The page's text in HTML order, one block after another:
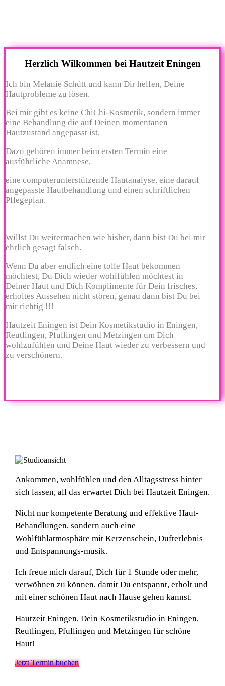
Herzlich Wilkommen bei Hautzeit Eningen
Ich bin Melanie Schütt und kann Dir helfen, Deine
Hautprobleme zu lösen.
Bei mir gibt es keine ChiChi-Kosmetik, sondern immer
eine Behandlung die auf Deinen momentanen
Hautzustand angepasst ist.
Dazu gehören immer beim ersten Termin eine
ausführliche Anamnese,
eine computerunterstützende Hautanalyse, eine darauf
angepasste Hautbehandlung und einen schriftlichen
Pflegeplan.
Willst Du weitermachen wie bisher, dann bist Du bei mir
ehrlich gesagt falsch.
Wenn Du aber endlich eine tolle Haut bekommen
möchtest, Du Dich wieder wohlfühlen möchtest in
Deiner Haut und Dich Komplimente für Dein frisches,
erholtes Aussehen nicht stören, genau dann bist Du bei
mir richtig !!!
Hautzeit Eningen ist Dein Kosmetikstudio in Eningen,
Reutlingen, Pfullingen und Metzingen um Dich
wohlzufühlen und Deine Haut wieder zu verbessern und
zu verschönern.
Ankommen, wohlfühlen und den Alltagsstress hinter
sich lassen, all das erwartet Dich bei Hautzeit Eningen.
Nicht nur kompetente Beratung und effektive Haut-
Behandlungen, sondern auch eine
Wohlfühlatmosphäre mit Kerzenschein, Dufterlebnis
und Entspannungs-musik.
Ich freue mich darauf, Dich für 1 Stunde oder mehr,
verwöhnen zu können, damit Du entspannt, erholt und
mit einer schönen Haut nach Hause gehen kannst.
Hautzeit Eningen, Dein Kosmetikstudio in Eningen,
Reutlingen, Pfullingen und Metzingen für schöne
Haut!
Jetzt Termin buchen